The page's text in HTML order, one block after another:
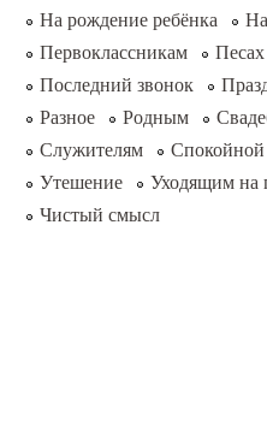
На рождение ребёнка
Первоклассникам
Песах
Последний звонок
Разное
Родным
Служителям
Утешение
Уходящим на
Чистый смысл